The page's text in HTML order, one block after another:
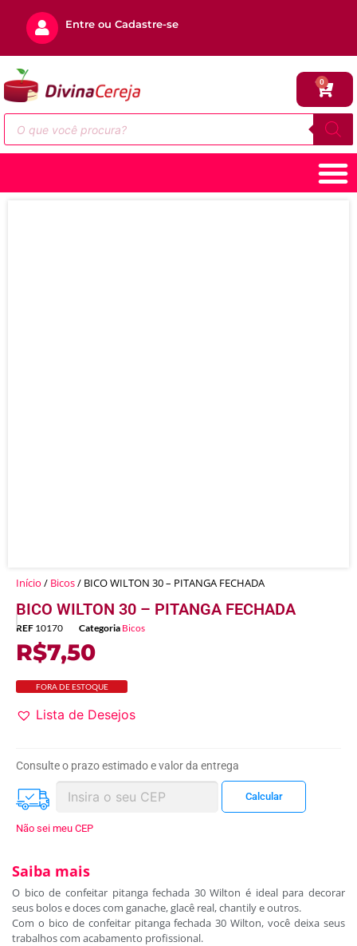
Entre ou Cadastre-se
0
Início / Bicos/ BICO WILTON 30 – PITANGA FECHADA
BICO WILTON 30 – PITANGA FECHADA
REF 10170 Categoria Bicos
R$7,50
FORA DE ESTOQUE
Lista de Desejos
Consulte o prazo estimado e valor da entrega
Não sei meu CEP
Saiba mais
O bico de confeitar pitanga fechada 30 Wilton é ideal para decorar
seus bolos e doces com ganache, glacê real, chantily e outros.
Com o bico de confeitar pitanga fechada 30 Wilton, você deixa seus
trabalhos com acabamento profissional.